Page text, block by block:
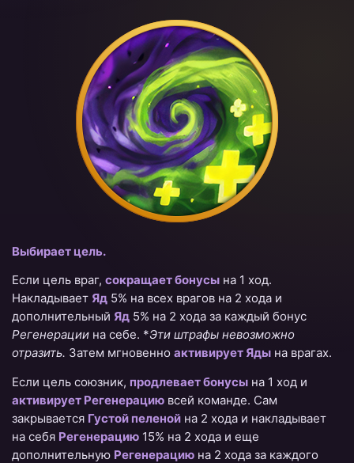
Выбирает цель.
Если цель враг, сокращает бонусы на 1 ход.
Накладывает Яд 5% на всех врагов на 2 хода и
дополнительный Яд 5% на 2 хода за каждый бонус
Регенерации на себе. *Эти штрафы невозможно
отразить. Затем мгновенно активирует Яды на врагах.
Если цель союзник, продлевает бонусы на 1 ход и
активирует Регенерацию всей команде. Сам
закрывается Густой пеленой на 2 хода и накладывает
на себя Регенерацию 15% на 2 хода и еще
дополнительную Регенерацию на 2 хода за каждого